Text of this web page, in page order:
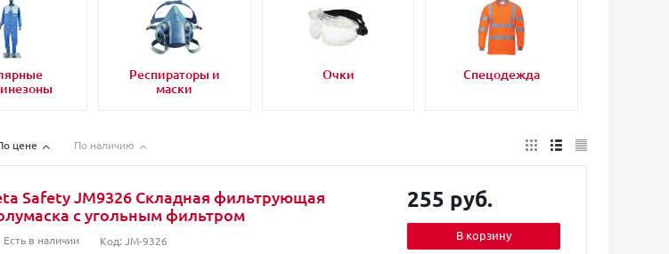
Респираторы и
маски
Очки Спецодежда
цене По наличию
Safety JM9326 Cкладная фильтрующая
с угольным фильтром
Есть в наличии Код: JM-9326
255 руб.
В корзину